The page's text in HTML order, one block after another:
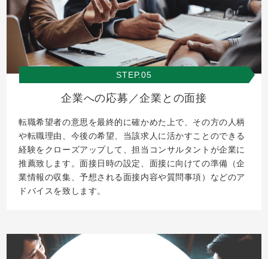
STEP.05
企業への応募／企業との面接
転職希望者の意思を最終的に確かめた上で、その方の人柄
や転職理由、今後の希望、当該求人に活かすことのできる
経験をクローズアップして、担当コンサルタントが企業に
推薦致します。面接日時の設定、面接に向けての準備（企
業情報の収集、予想される面接内容や質問事項）などのア
ドバイスを致します。